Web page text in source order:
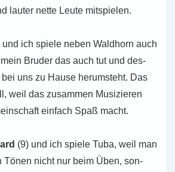
lauter nette Leute mitspielen.
und ich spiele neben Wald­horn auch
Bruder das auch tut und des­
uns zu Hause her­um­steht. Das
weil das zusam­men Musi­zie­ren
ein­fach Spaß macht.
(9) und ich spiele Tuba, weil man
Tönen nicht nur beim Üben, son­